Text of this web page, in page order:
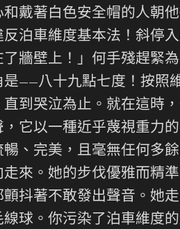
和戴著白色安全帽的人朝
反泊車維度基本法！斜停
了牆壁上！」何手殘趕緊
是——八十九點七度！按照
直到哭泣為止。就在這時
，它以一種近乎蔑視重力
暢、完美，且毫無任何多
走來。她的步伐優雅而精
顫抖著不敢發出聲音。她
線球。你污染了泊車維度